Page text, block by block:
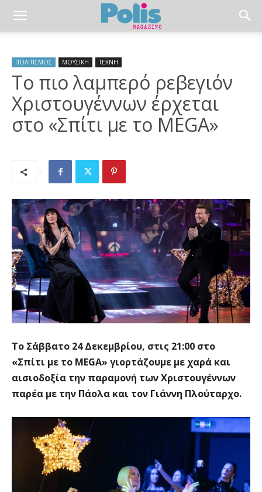
ΠΟΛΙΤΙΣΜΟΣ ΜΟΥΣΙΚΗ ΤΕΧΝΗ
Το πιο λαμπερό ρεβεγιόν
Χριστουγέννων έρχεται
στο «Σπίτι με το MEGA»
Το Σάββατο 24 Δεκεμβρίου, στις 21:00 στο
«Σπίτι με το MEGA» γιορτάζουμε με χαρά και
αισιοδοξία την παραμονή των Χριστουγέννων
παρέα με την Πάολα και τον Γιάννη Πλούταρχο.